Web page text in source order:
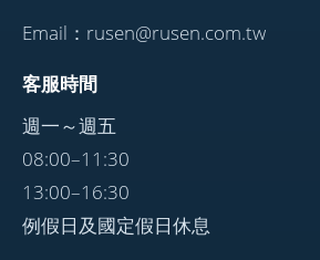
Email：rusen@rusen.com.tw
客服時間
週一～週五
08:00–11:30
13:00–16:30
例假日及國定假日休息